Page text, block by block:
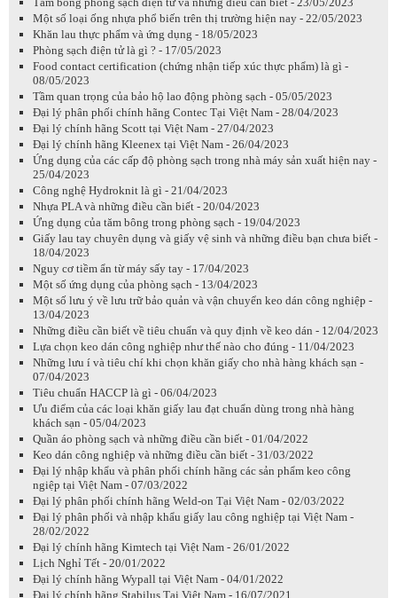
Một số loại ống nhựa phổ biến trên thị trường hiện nay - 22/05/2023
Khăn lau thực phẩm và ứng dụng - 18/05/2023
Phòng sạch điện tử là gì ? - 17/05/2023
Food contact certification (chứng nhận tiếp xúc thực phẩm) là gì -
08/05/2023
Tầm quan trọng của bảo hộ lao động phòng sạch - 05/05/2023
Đại lý phân phối chính hãng Contec Tại Việt Nam - 28/04/2023
Đại lý chính hãng Scott tại Việt Nam - 27/04/2023
Đại lý chính hãng Kleenex tại Việt Nam - 26/04/2023
Ứng dụng của các cấp độ phòng sạch trong nhà máy sản xuất hiện nay -
25/04/2023
Công nghệ Hydroknit là gì - 21/04/2023
Nhựa PLA và những điều cần biết - 20/04/2023
Ứng dụng của tăm bông trong phòng sạch - 19/04/2023
Giấy lau tay chuyên dụng và giấy vệ sinh và những điều bạn chưa biết -
18/04/2023
Nguy cơ tiềm ẩn từ máy sấy tay - 17/04/2023
Một số ứng dụng của phòng sạch - 13/04/2023
Một số lưu ý về lưu trữ bảo quản và vận chuyển keo dán công nghiệp -
13/04/2023
Những điều cần biết về tiêu chuẩn và quy định về keo dán - 12/04/2023
Lựa chọn keo dán công nghiệp như thế nào cho đúng - 11/04/2023
Những lưu í và tiêu chí khi chọn khăn giấy cho nhà hàng khách sạn -
07/04/2023
Tiêu chuẩn HACCP là gì - 06/04/2023
Ưu điểm của các loại khăn giấy lau đạt chuẩn dùng trong nhà hàng
khách sạn - 05/04/2023
Quần áo phòng sạch và những điều cần biết - 01/04/2022
Keo dán công nghiệp và những điều cần biết - 31/03/2022
Đại lý nhập khẩu và phân phối chính hãng các sản phẩm keo công
ngiệp tại Việt Nam - 07/03/2022
Đại lý phân phối chính hãng Weld-on Tại Việt Nam - 02/03/2022
Đại lý phân phối và nhập khẩu giấy lau công nghiệp tại Việt Nam -
28/02/2022
Đại lý chính hãng Kimtech tại Việt Nam - 26/01/2022
Lịch Nghỉ Tết - 20/01/2022
Đại lý chính hãng Wypall tại Việt Nam - 04/01/2022
Đại lý chính hãng Stabilus Tại Việt Nam - 16/07/2021